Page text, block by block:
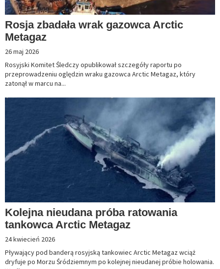
Rosja zbadała wrak gazowca Arctic
Metagaz
26 maj 2026
Rosyjski Komitet Śledczy opublikował szczegóły raportu po
przeprowadzeniu oględzin wraku gazowca Arctic Metagaz, który
zatonął w marcu na...
Kolejna nieudana próba ratowania
tankowca Arctic Metagaz
24 kwiecień 2026
Pływający pod banderą rosyjską tankowiec Arctic Metagaz wciąż
dryfuje po Morzu Śródziemnym po kolejnej nieudanej próbie holowania.